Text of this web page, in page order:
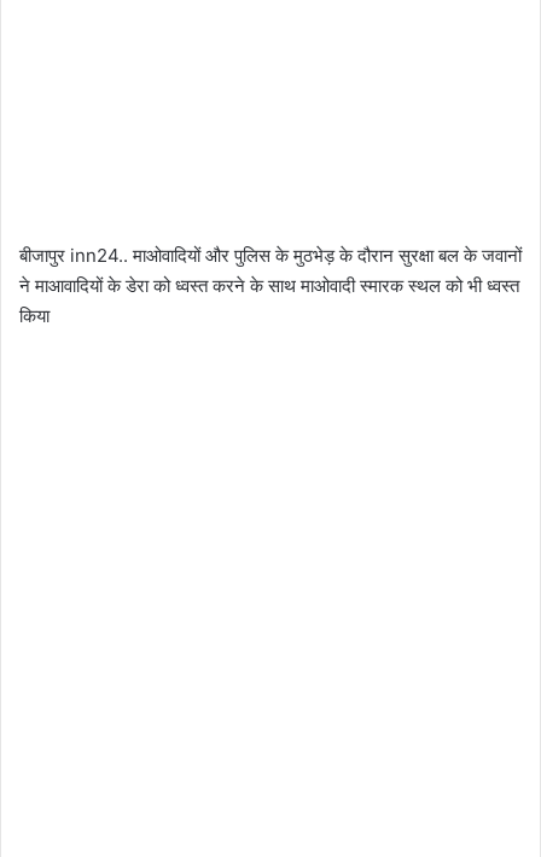
बीजापुर inn24.. माओवादियों और पुलिस के मुठभेड़ के दौरान सुरक्षा बल के जवानों
ने माआवादियों के डेरा को ध्वस्त करने के साथ माओवादी स्मारक स्थल को भी ध्वस्त
किया